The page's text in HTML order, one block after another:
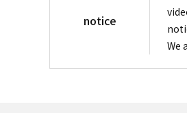
notice
We